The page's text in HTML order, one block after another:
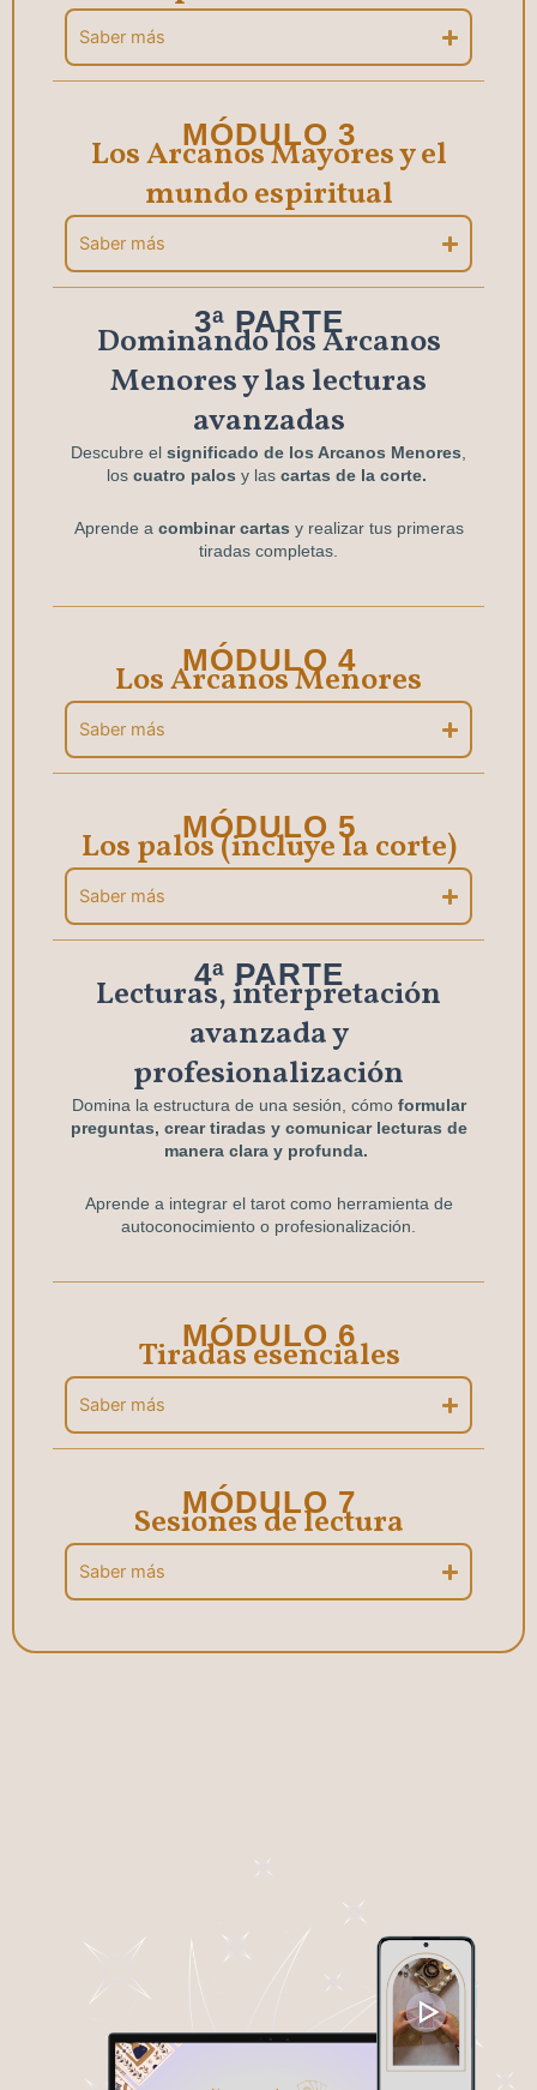
Saber más
MÓDULO 3
Los Arcanos Mayores y el
mundo espiritual
Saber más
3ª PARTE
Dominando los Arcanos
Menores y las lecturas
avanzadas
Descubre el significado de los Arcanos Menores
los cuatro palos y las cartas de la corte.
Aprende a combinar cartas y realizar tus primeras
tiradas completas.
MÓDULO 4
Los Arcanos Menores
Saber más
MÓDULO 5
Los palos (incluye la corte)
Saber más
4ª PARTE
Lecturas, interpretación
avanzada y
profesionalización
Domina la estructura de una sesión, cómo formular
preguntas, crear tiradas y comunicar lecturas de
manera clara y profunda.
Aprende a integrar el tarot como herramienta de
autoconocimiento o profesionalización.
MÓDULO 6
Tiradas esenciales
Saber más
MÓDULO 7
Sesiones de lectura
Saber más